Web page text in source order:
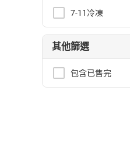
7-11冷凍
其他篩選
包含已售完